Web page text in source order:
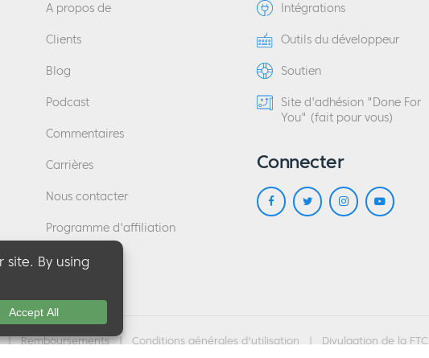
A propos de
Clients
Blog
Podcast
Commentaires
Carrières
Nous contacter
Programme d'affiliation
Intégrations
Outils du développeur
Soutien
Site d'adhésion "Done For
You" (fait pour vous)
Connecter
Remboursements| Conditions générales d'utilisation Divulgation de la FTC